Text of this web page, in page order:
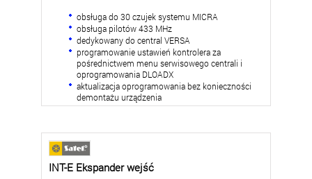
obsługa do 30 czujek systemu MICRA
obsługa pilotów 433 MHz
dedykowany do central VERSA
programowanie ustawień kontrolera za
pośrednictwem menu serwisowego centrali i
oprogramowania DLOADX
aktualizacja oprogramowania bez konieczności
demontażu urządzenia
INT-E Ekspander wejść